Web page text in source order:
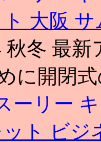
大阪 サ
秋冬 最
に開閉
ーリー
ト ビ